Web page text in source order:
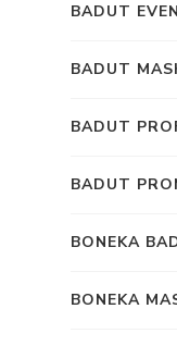
BADUT
BADUT
BADUT
BADUT
BONEKA
BONEKA